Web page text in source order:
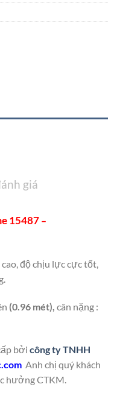
giá
15487 –
độ chịu lực cực tốt,
(0.96 mét), cân nặng :
bởi công ty TNHH
Anh chị quý khách
hưởng CTKM.